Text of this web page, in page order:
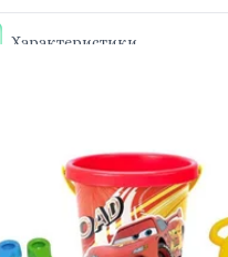
Характеристики